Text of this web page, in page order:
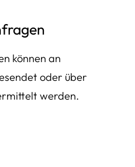
können an
oder über
werden.